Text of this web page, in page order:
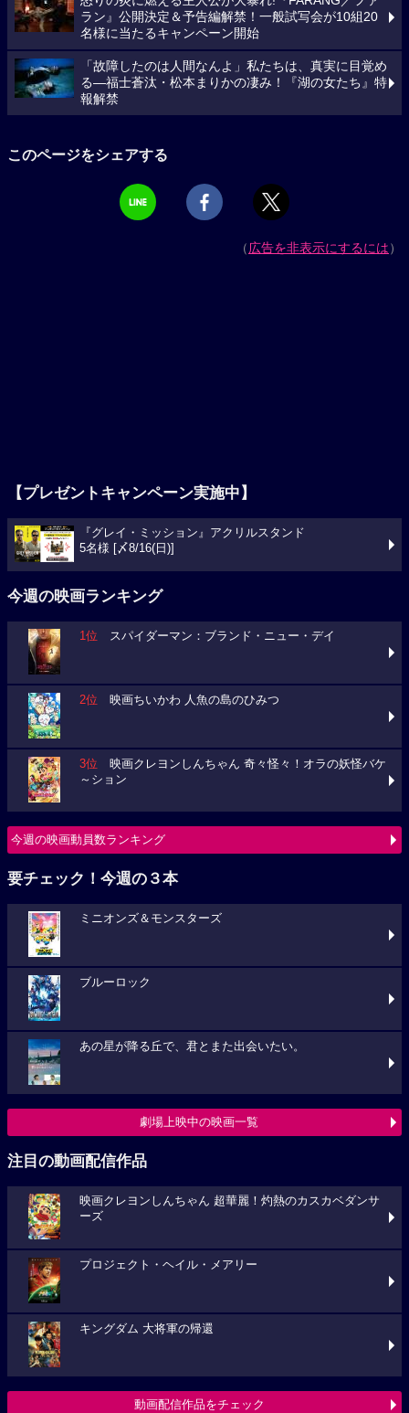
ラン』公開決定＆予告編解禁！一般試写会が10組20
名様に当たるキャンペーン開始
「故障したのは人間なんよ」私たちは、真実に目覚め
る―福士蒼汰・松本まりかの凄み！『湖の女たち』特
報解禁
このページをシェアする
（広告を非表示にするには）
【プレゼントキャンペーン実施中】
『グレイ・ミッション』アクリルスタンド
5名様 [〆8/16(日)]
今週の映画ランキング
1位 スパイダーマン：ブランド・ニュー・デイ
2位 映画ちいかわ 人魚の島のひみつ
3位 映画クレヨンしんちゃん 奇々怪々！オラの妖怪バケ
～ション
今週の映画動員数ランキング
要チェック！今週の３本
ミニオンズ＆モンスターズ
ブルーロック
あの星が降る丘で、君とまた出会いたい。
劇場上映中の映画一覧
注目の動画配信作品
映画クレヨンしんちゃん 超華麗！灼熱のカスカベダンサ
ーズ
プロジェクト・ヘイル・メアリー
キングダム 大将軍の帰還
動画配信作品をチェック